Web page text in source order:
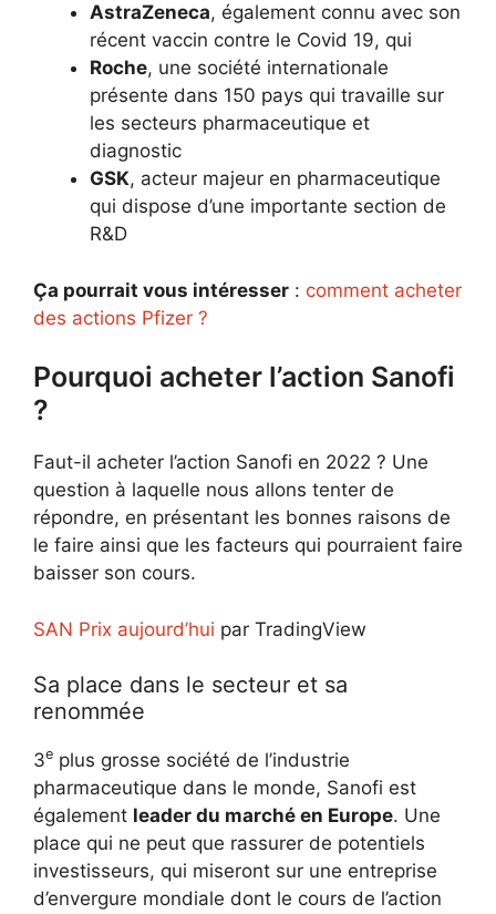
AstraZeneca, également connu avec son
récent vaccin contre le Covid 19, qui
Roche, une société internationale
présente dans 150 pays qui travaille sur
les secteurs pharmaceutique et
diagnostic
GSK, acteur majeur en pharmaceutique
qui dispose d’une importante section de
R&D
Ça pourrait vous intéresser : comment acheter
des actions Pfizer ?
Pourquoi acheter l’action Sanofi
?
Faut-il acheter l’action Sanofi en 2022 ? Une
question à laquelle nous allons tenter de
répondre, en présentant les bonnes raisons de
le faire ainsi que les facteurs qui pourraient faire
baisser son cours.
SAN Prix aujourd’hui par TradingView
Sa place dans le secteur et sa
renommée
3e plus grosse société de l’industrie
pharmaceutique dans le monde, Sanofi est
également leader du marché en Europe. Une
place qui ne peut que rassurer de potentiels
investisseurs, qui miseront sur une entreprise
d’envergure mondiale dont le cours de l’action